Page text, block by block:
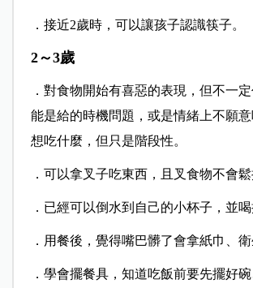
．接近2歲時，可以讓孩子認識筷子。
2～3歲
．對食物開始有喜惡的表現，但不一
能是給的時機問題，或是情緒上不願
想吃什麼，但只是階段性。
．可以拿叉子吃東西，且叉食物不會鬆
．已經可以倒水到自己的小杯子，並喝
．用餐後，覺得嘴巴髒了會拿紙巾、
．學會擺餐具，知道吃飯前要先擺好